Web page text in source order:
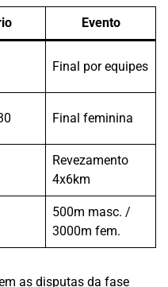
Evento
Final por equipes
Final feminina
Revezamento
4x6km
500m masc. /
3000m fem.
as disputas da fase